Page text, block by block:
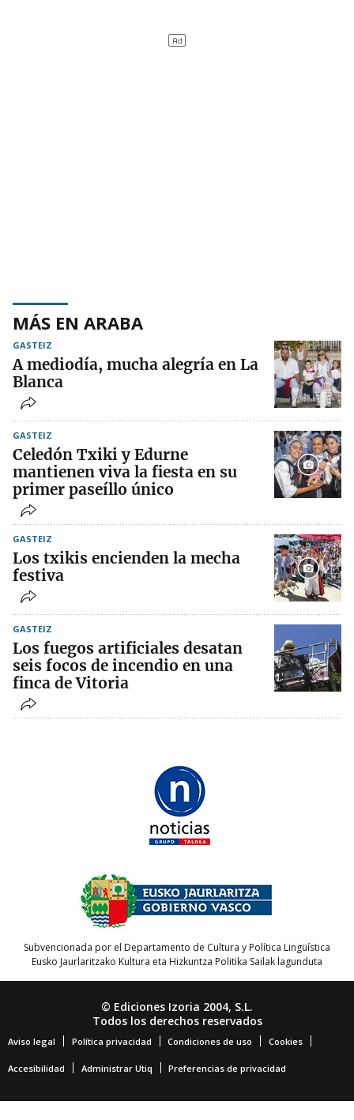
MÁS EN ARABA
GASTEIZ
A mediodía, mucha alegría en La
Blanca
GASTEIZ
Celedón Txiki y Edurne
mantienen viva la fiesta en su
primer paseíllo único
GASTEIZ
Los txikis encienden la mecha
festiva
GASTEIZ
Los fuegos artificiales desatan
seis focos de incendio en una
finca de Vitoria
Subvencionada por el Departamento de Cultura y Política Lingüística
Eusko Jaurlaritzako Kultura eta Hizkuntza Politika Sailak lagunduta
© Ediciones Izoria 2004, S.L.
Todos los derechos reservados
Aviso legal Política privacidad Condiciones de uso Cookies
Accesibilidad Administrar Utiq Preferencias de privacidad